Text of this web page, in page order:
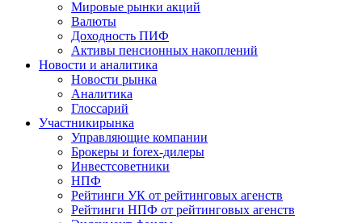
Мировые рынки акций
Валюты
Доходность ПИФ
Активы пенсионных накоплений
Новости и аналитика
Новости рынка
Аналитика
Глоссарий
Участникирынка
Управляющие компании
Брокеры и forex-дилеры
Инвестсоветники
НПФ
Рейтинги УК от рейтинговых агенств
Рейтинги НПФ от рейтинговых агенств